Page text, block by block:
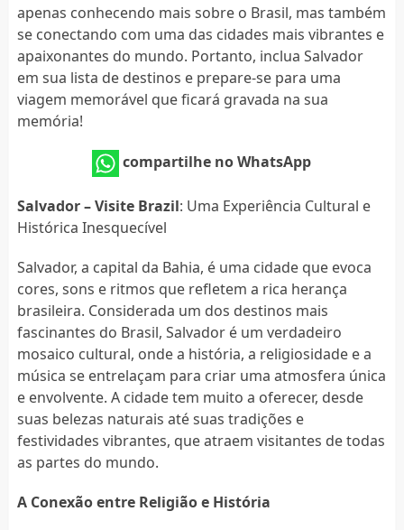
apenas conhecendo mais sobre o Brasil, mas também
se conectando com uma das cidades mais vibrantes e
apaixonantes do mundo. Portanto, inclua Salvador
em sua lista de destinos e prepare-se para uma
viagem memorável que ficará gravada na sua
memória!
compartilhe no WhatsApp
Salvador – Visite Brazil: Uma Experiência Cultural e
Histórica Inesquecível
Salvador, a capital da Bahia, é uma cidade que evoca
cores, sons e ritmos que refletem a rica herança
brasileira. Considerada um dos destinos mais
fascinantes do Brasil, Salvador é um verdadeiro
mosaico cultural, onde a história, a religiosidade e a
música se entrelaçam para criar uma atmosfera única
e envolvente. A cidade tem muito a oferecer, desde
suas belezas naturais até suas tradições e
festividades vibrantes, que atraem visitantes de todas
as partes do mundo.
A Conexão entre Religião e História